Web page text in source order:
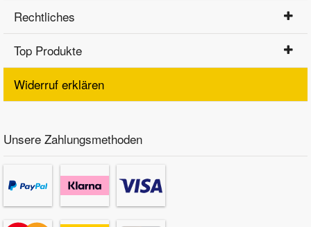
Rechtliches
Top Produkte
Widerruf erklären
Unsere Zahlungsmethoden